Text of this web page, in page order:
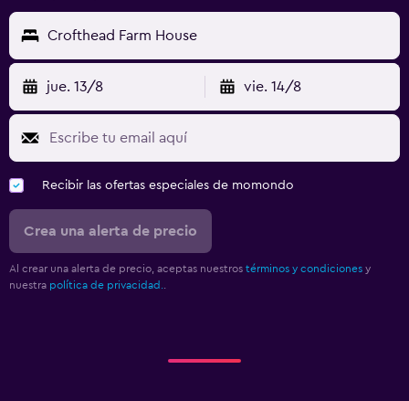
Crofthead Farm House
jue. 13/8 vie. 14/8
Recibir las ofertas especiales de momondo
Crea una alerta de precio
Al crear una alerta de precio, aceptas nuestros términos y condiciones y
nuestra política de privacidad.